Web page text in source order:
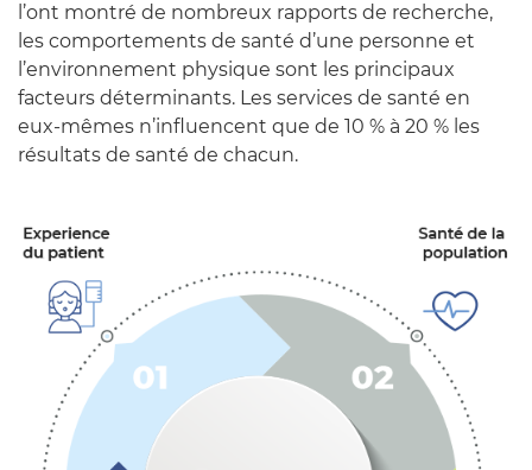
l’ont montré de nombreux rapports de recherche,
les comportements de santé d’une personne et
l’environnement physique sont les principaux
facteurs déterminants. Les services de santé en
eux-mêmes n’influencent que de 10 % à 20 % les
résultats de santé de chacun.